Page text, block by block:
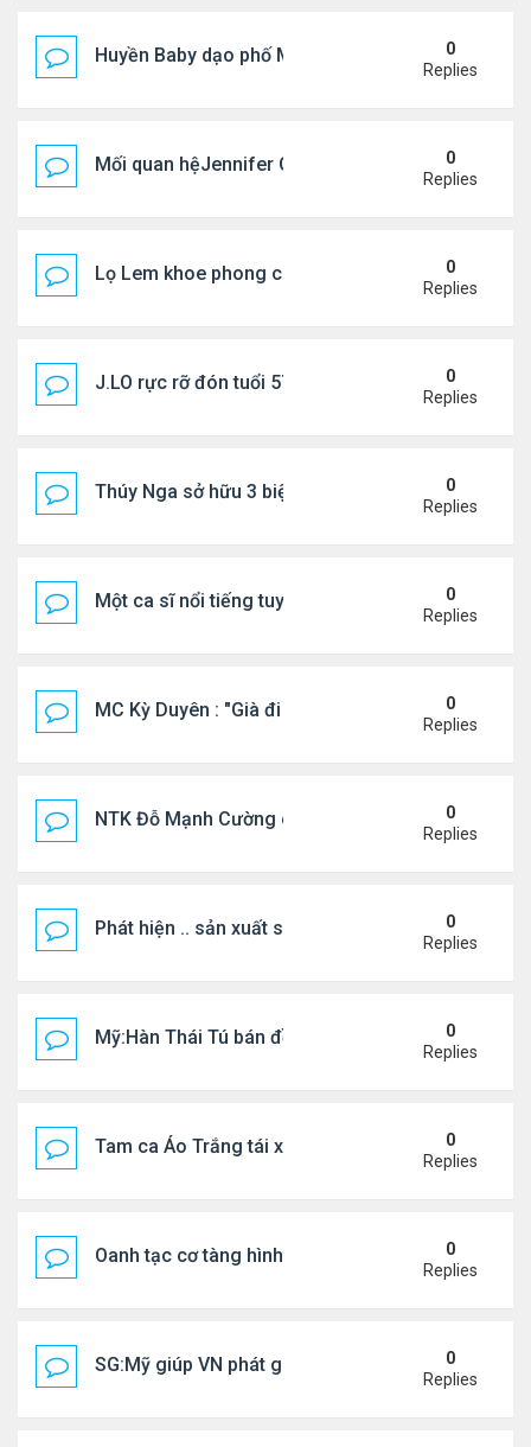
Huyền Baby dạo phố Mỹ
0
Replies
Mối quan hệJennifer Garner và mẹ chồng cũ
0
Replies
Lọ Lem khoe phong cách ở New York
0
Replies
J.LO rực rỡ đón tuổi 57 trên đất Âu
0
Replies
Thúy Nga sở hữu 3 biệt thự triệu USD ở Mỹ
0
Replies
Một ca sĩ nổi tiếng tuyên bố không thu tiền tác
0
Replies
MC Kỳ Duyên : "Già đi cũng là một đặc ân"
0
Replies
NTK Đỗ Mạnh Cường chi 100 triệu đồng thuê...
0
Replies
Phát hiện .. sản xuất sữa 'pha bột giặt'
0
Replies
Mỹ:Hàn Thái Tú bán đồ ăn online mưu sinh
0
Replies
Tam ca Áo Trắng tái xuất trên sân khấu
0
Replies
Oanh tạc cơ tàng hình đáng sợ nhất thế giới
0
Replies
SG:Mỹ giúp VN phát giác xưởng sản xuất giày
0
Replies